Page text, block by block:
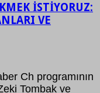
İSTİYORUZ:
VE
Ch programının
Tombak ve